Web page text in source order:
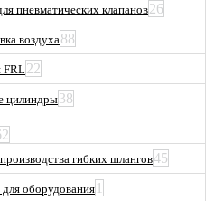
пневматических клапанов26
воздуха88
FRL22
цилиндры38
гибких шлангов45
оборудования 1